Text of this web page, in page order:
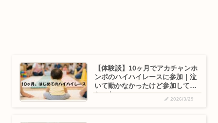
【体験談】10ヶ月でアカチャンホ
ンポのハイハイレースに参加｜泣
いて動かなかったけど参加してよ
かった
2026/3/29